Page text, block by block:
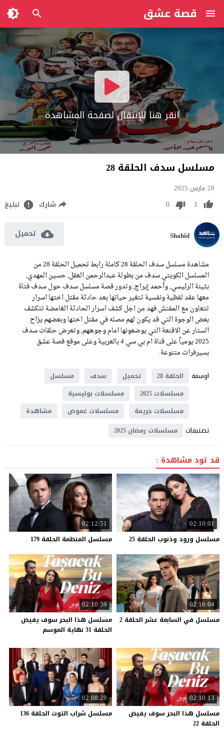
قصة عشق
انقر هنا للإنتقال لصفحة المشاهدة
مسلسل سدف الحلقة 28
28 مارس 2025
1
0 شارك تبليغ
Shahid تحميل
مشاهدة مسلسل سدف الحلقة 28 كاملة رابط تحميل الحلقة 28 من
المسلسل الكويتي سدف من بطولة عبدالرحمن العقل, حسين المهدي,
بثينة الرئيسي, وأحمد إيراج, وتدور قصة مسلسل سدف حول سدف فتاة
معها عقد لفظية ونفسية تتغير حياتها بعد حادثة مقتل اختها اسرار
تتعاون مع المفتش فهد من اجل كشف اسرار الحادثة الغامضة تتكشف
بعض الوجوة التي قد يكون لهم مصله في مقتل اختها وبعضهم يزاح
الستار عن الاقنعة التي يوضعونها امام وجوههم, وتعرض حلقات سدف
2025 يومياً على قناة ام بي سي 4 بالعربية وعلى موقع قصة عشق
بسيرفرات متنوعة.
اوسمة
الحلقة 28 تحميل سدف
مسلسل
مسلسلات 2025
مسلسلات بوليسية
مسلسلات جريمة
مسلسلات غموض مشاهدة
تصنيفات مسلسلات رمضان 2025
قد تود مشاهدة :
02:10:01
مسلسل ورود وذنوب الحلقة 25
02:12:51
مسلسل المنظمة الحلقة 179
02:16:04
مسلسل في السابعة عشر الحلقة 2
02:10:59
مسلسل هذا البحر سوف يفيض
الحلقة 31 نهاية الموسم
02:10:13
مسلسل هذا البحر سوف يفيض
الحلقة 22
02:08:28
مسلسل شراب التوت الحلقة 136